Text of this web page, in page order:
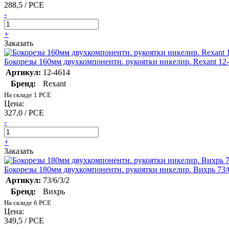
288,5 / PCE
-
+
Заказать
Бокорезы 160мм двухкомпонентн. рукоятки никелир. Rexant
Артикул: 12-4614
Бренд:
Rexant
На складе 1 PCE
Цена:
327,0 / PCE
-
+
Заказать
Бокорезы 180мм двухкомпонентн. рукоятки никелир. Вихрь 73/
Артикул: 73/6/3/2
Бренд:
Вихрь
На складе 6 PCE
Цена:
349,5 / PCE